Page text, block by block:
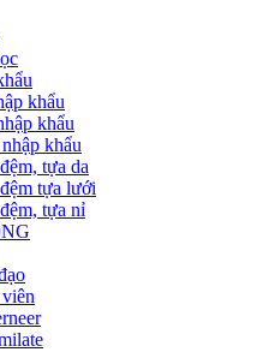
khẩu
khẩu
khẩu
tựa da
tựa lưới
tựa nỉ